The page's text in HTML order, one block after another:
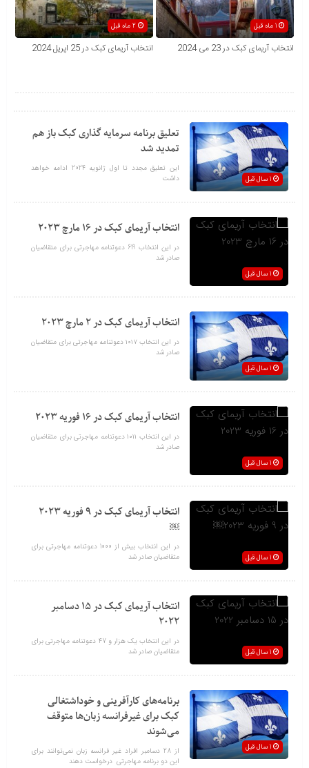
1 ماه قبل
انتخاب آریمای کبک در 23 می 2024 انتخاب آریمای کبک در 25 اپریل 2024
تعلیق برنامه سرمایه گذاری کبک باز هم
تمدید شد
این تعلیق مجدد تا اول ژانویه 2024 ادامه خواهد
داشت
انتخاب آریمای کبک در 16 مارچ 2023
در این انتخاب 619 دعوتنامه مهاجرتی برای متقاضیان
صادر شد
انتخاب آریمای کبک در 2 مارچ 2023
در این انتخاب ۱۰۱۷ دعوتنامه مهاجرتی برای متقاضیان
صادر شد
انتخاب آریمای کبک در 16 فوریه 2023
در این انتخاب ۱۰۱۱ دعوتنامه مهاجرتی برای متقاضیان
صادر شد
انتخاب آریمای کبک در 9 فوریه 2023
￼
در این انتخاب بیش از 1000 دعوتنامه مهاجرتی برای
متقاضیان صادر شد
انتخاب آریمای کبک در 15 دسامبر
2022
در این انتخاب یک هزار و 47 دعوتنامه مهاجرتی برای
متقاضیان صادر شد
برنامه‌های کارآفرینی و خوداشتغالی
کبک برای غیرفرانسه زبان‌ها متوقف
می‌شوند
از 28 دسامبر افراد غیر فرانسه زبان نمی‌توانند برای
این دو برنامه‌ مهاجرتی درخواست دهند